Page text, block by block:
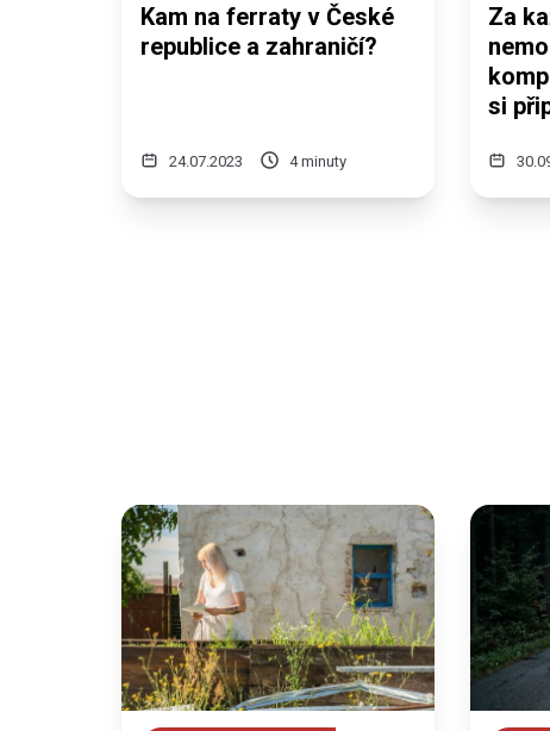
Kam na ferraty v České
republice a zahraničí?
24.07.2023 4 minuty
Za
si